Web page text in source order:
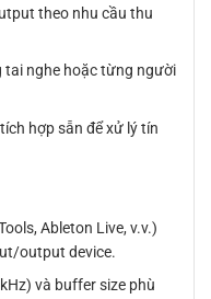
theo nhu cầu thu
tai nghe hoặc từng người
hợp sẵn để xử lý tín
Ableton Live, v.v.)
output device.
và buffer size phù